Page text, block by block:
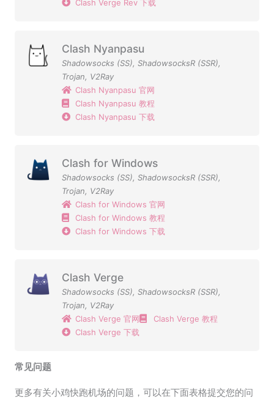
Clash Verge Rev 下载
Clash Nyanpasu
Shadowsocks (SS), ShadowsocksR (SSR),
Trojan, V2Ray
Clash Nyanpasu 官网
Clash Nyanpasu 教程
Clash Nyanpasu 下载
Clash for Windows
Shadowsocks (SS), ShadowsocksR (SSR),
Trojan, V2Ray
Clash for Windows 官网
Clash for Windows 教程
Clash for Windows 下载
Clash Verge
Shadowsocks (SS), ShadowsocksR (SSR),
Trojan, V2Ray
Clash Verge 官网
Clash Verge 教程
Clash Verge 下载
常见问题
更多有关小鸡快跑机场的问题，可以在下面表格提交您的问